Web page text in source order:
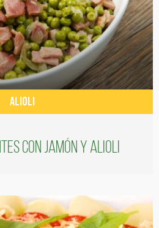
ALIOLI
con jamón y alioli